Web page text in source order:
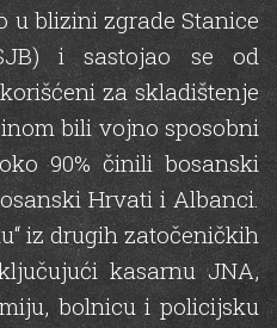
u blizini zgrade Stanice
i sastojao se od
za skladištenje
bili vojno sposobni
90% činili bosanski
Hrvati i Albanci.
iz drugih zatočeničkih
kasarnu JNA,
bolnicu i policijsku